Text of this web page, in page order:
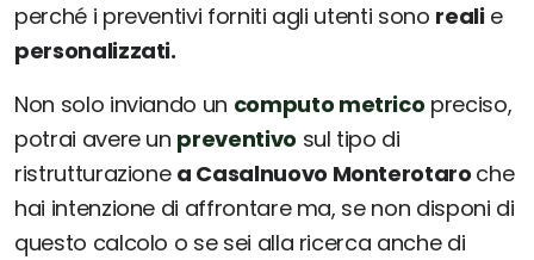
perché i preventivi forniti agli utenti sono realie
personalizzati.
Non solo inviando un computo metrico preciso,
potrai avere un preventivo sul tipo di
ristrutturazione a Casalnuovo Monterotaro che
hai intenzione di affrontare ma, se non disponi di
questo calcolo o se sei alla ricerca anche di